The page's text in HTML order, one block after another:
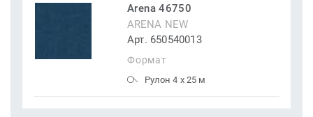
Arena 46750
ARENA NEW
Арт. 650540013
Формат
Рулон 4 x 25 м